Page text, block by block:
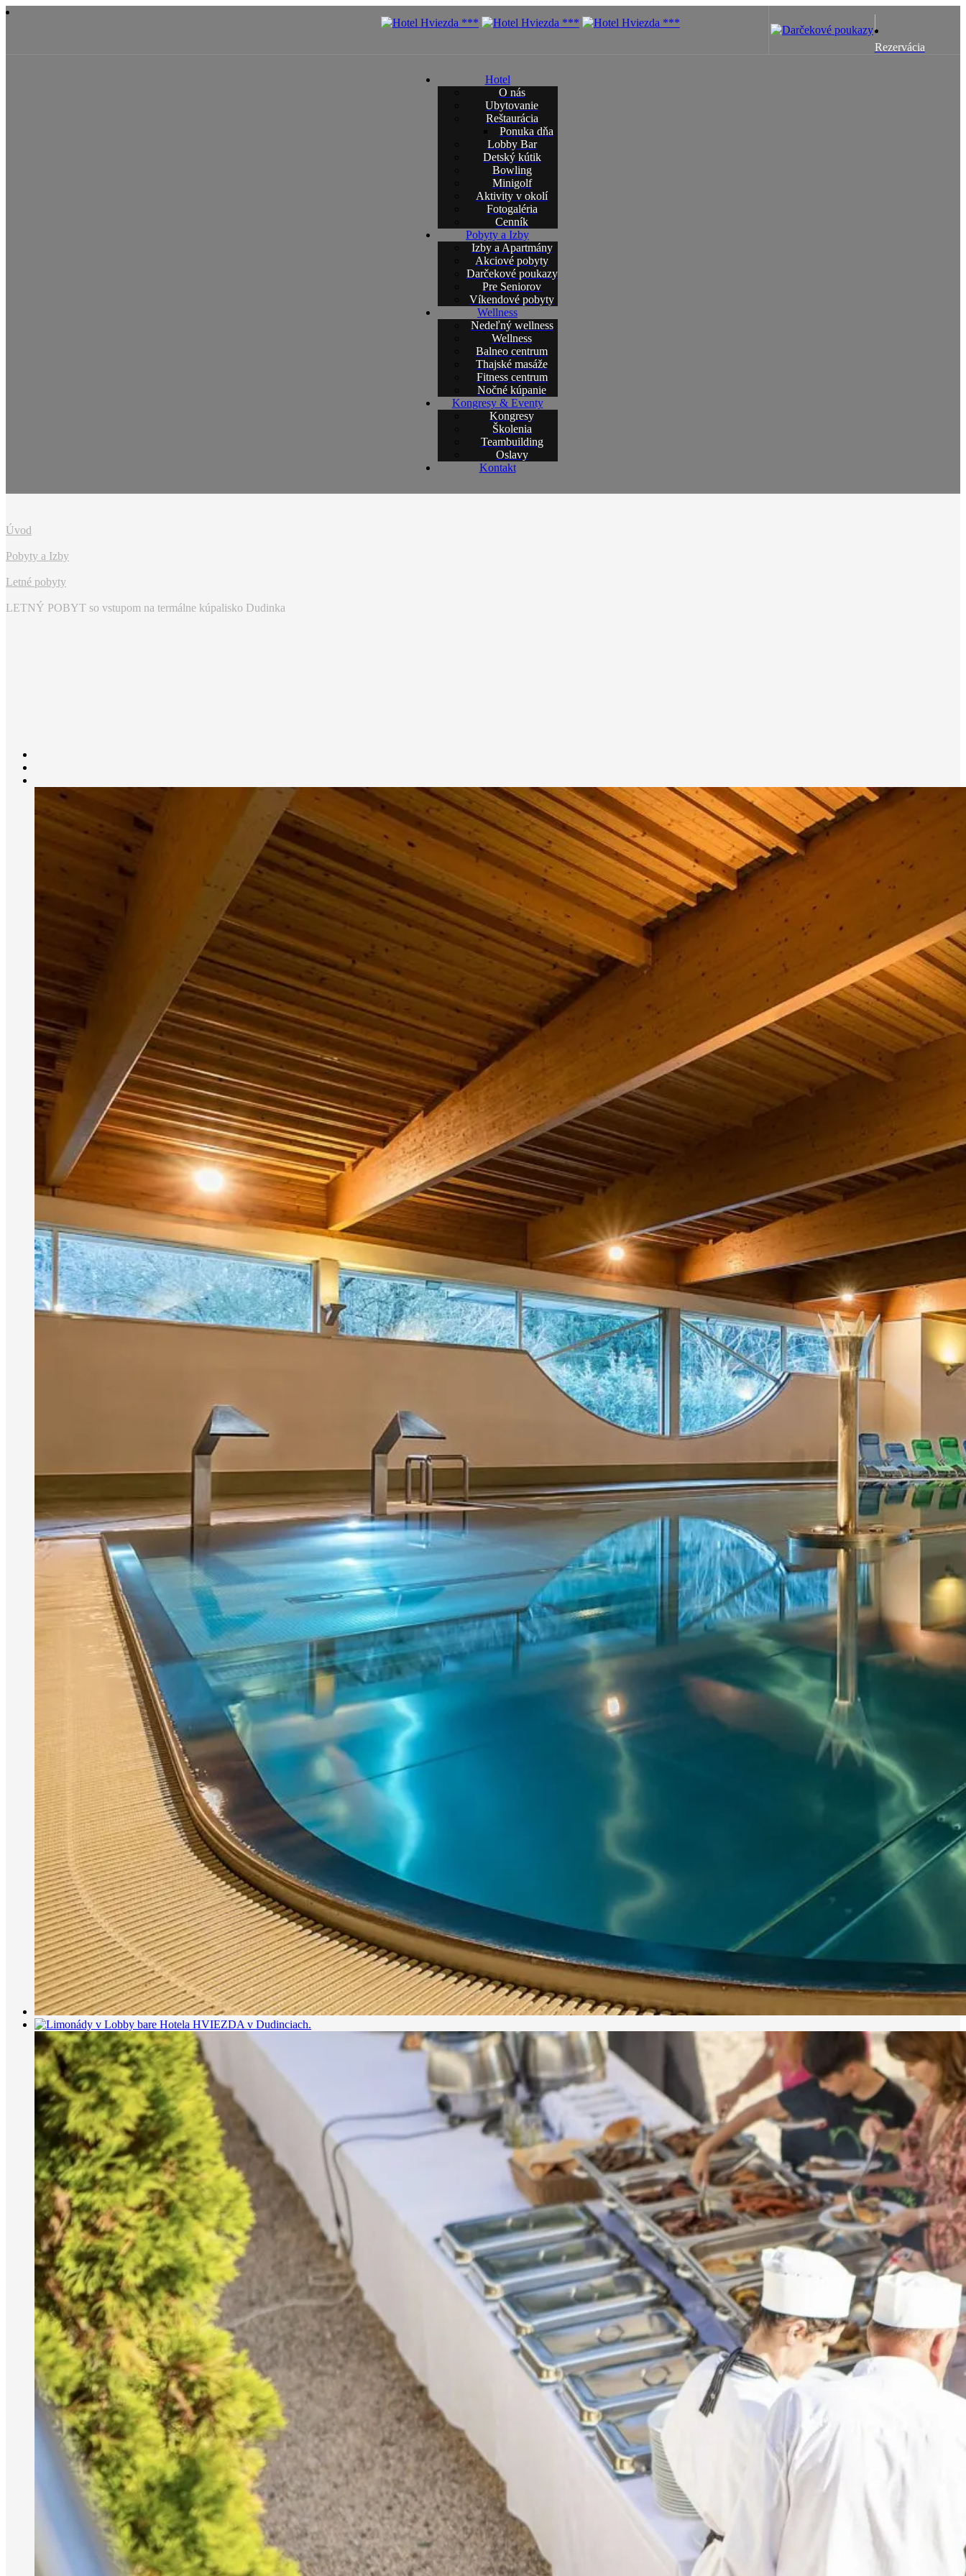
Rezervácia
Hotel
O nás
Ubytovanie
Reštaurácia
Ponuka dňa
Lobby Bar
Detský kútik
Bowling
Minigolf
Aktivity v okolí
Fotogaléria
Cenník
Pobyty a Izby
Izby a Apartmány
Akciové pobyty
Darčekové poukazy
Pre Seniorov
Víkendové pobyty
Wellness
Nedeľný wellness
Wellness
Balneo centrum
Thajské masáže
Fitness centrum
Nočné kúpanie
Kongresy & Eventy
Kongresy
Školenia
Teambuilding
Oslavy
Kontakt
Úvod
Pobyty a Izby
Letné pobyty
LETNÝ POBYT so vstupom na termálne kúpalisko Dudinka